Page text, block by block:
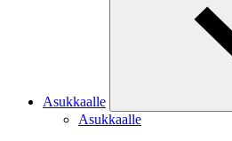
Asukkaalle
Asukkaalle